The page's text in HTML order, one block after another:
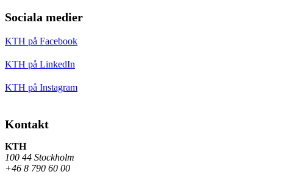
Sociala medier
KTH på Facebook
KTH på LinkedIn
KTH på Instagram
Kontakt
KTH
100 44 Stockholm
+46 8 790 60 00